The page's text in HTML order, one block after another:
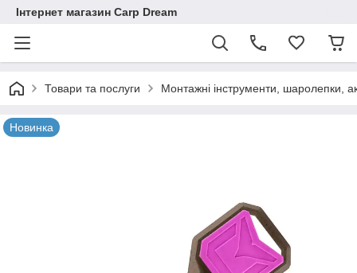
Інтернет магазин Carp Dream
Товари та послуги Монтажні інструменти, шаролепки,
Новинка